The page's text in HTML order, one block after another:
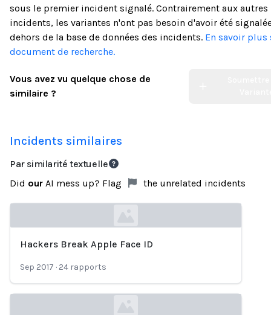
sous le premier incident signalé. Contrairement aux autres
incidents, les variantes n'ont pas besoin d'avoir été
dehors de la base de données des incidents. En savoir plus
document de recherche.
Vous avez vu quelque chose de
similaire ?
Incidents similaires
Par similarité textuelle
Did our AI mess up? Flag the unrelated incidents
Hackers Break Apple Face ID
Sep 2017 · 24 rapports